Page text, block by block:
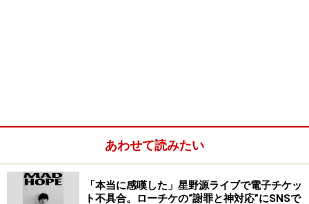
Chris Montez 「I Didn't Know What Time It Was」
Sarah Vaughan 「A Lover's Concerto」
記事へ戻る
あわせて読みたい
「本当に感嘆した」星野源ライブで電子チケッ
ト不具合。ローチケの“謝罪と神対応”にSNSで